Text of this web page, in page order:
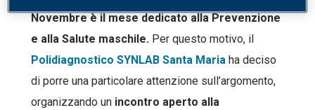
Novembre è il mese dedicato alla Prevenzione
e alla Salute maschile. Per questo motivo, il
Polidiagnostico SYNLAB Santa Maria ha deciso
di porre una particolare attenzione sull’argomento,
organizzando un incontro aperto alla